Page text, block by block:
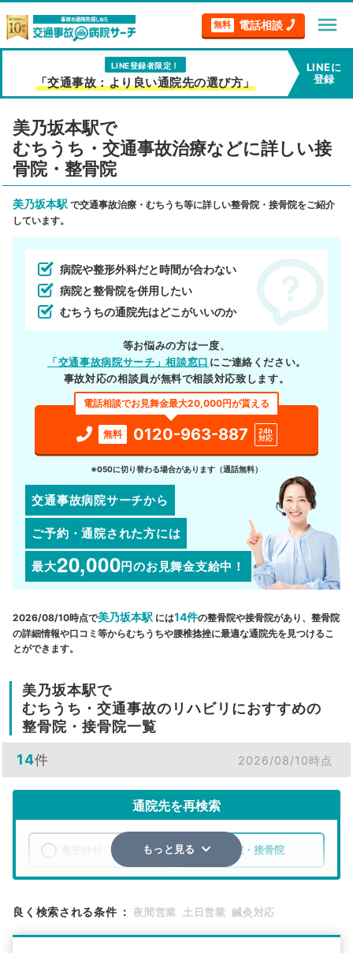
無料 電話相談 menu
LINE登録者限定！
「交通事故：より良い通院先の選び方」
LINEに
登録
美乃坂本駅で
むちうち・交通事故治療などに詳しい接
骨院・整骨院
美乃坂本駅 で交通事故治療・むちうち等に詳しい整骨院・接骨院をご紹介
しています。
病院や整形外科だと時間が合わない
病院と整骨院を併用したい
むちうちの通院先はどこがいいのか
等お悩みの方は一度、
「交通事故病院サーチ」相談窓口 にご連絡ください。
事故対応の相談員が無料で相談対応致します。
電話相談でお見舞金最大20,000円が貰える
無料 0120-963-887
24h
対応
※050に切り替わる場合があります（通話無料）
交通事故病院サーチから
ご予約・通院された方には
最大20,000円のお見舞金支給中！
2026/08/10時点で美乃坂本駅 には14件の整骨院や接骨院があり、整骨院
の詳細情報や口コミ等からむちうちや腰椎捻挫に最適な通院先を見つけるこ
とができます。
美乃坂本駅で
むちうち・交通事故のリハビリにおすすめの
整骨院・接骨院一覧
14件 2026/08/10時点
通院先を再検索
整骨院・接骨院
検索する
もっと見る
良く検索される条件 ： 夜間営業 土日営業 鍼灸対応